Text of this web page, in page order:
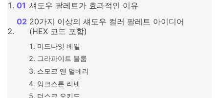
섀도우 팔레트가 효과적인 이유
20가지 이상의 섀도우 컬러 팔레트 아이디어
(HEX 코드 포함)
미드나잇 베일
그라파이트 블룸
스모크 앤 멀베리
잉크스톤 리넨
더스크 오키드